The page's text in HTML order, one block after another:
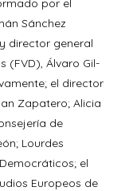
por el
Sánchez
director general
(FVD), Álvaro Gil-
el director
Zapatero; Alicia
de
Lourdes
el
Europeos de